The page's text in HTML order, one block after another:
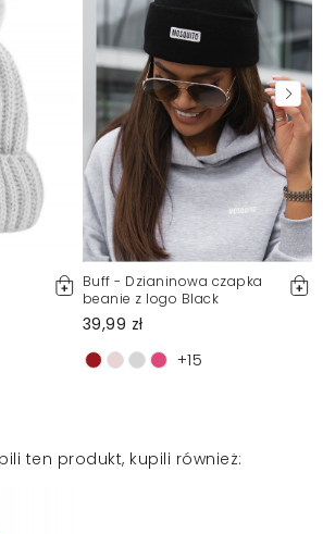
Buff - Dzianinowa czapka
beanie z logo Black
39,99 zł
+15
ten produkt, kupili również: